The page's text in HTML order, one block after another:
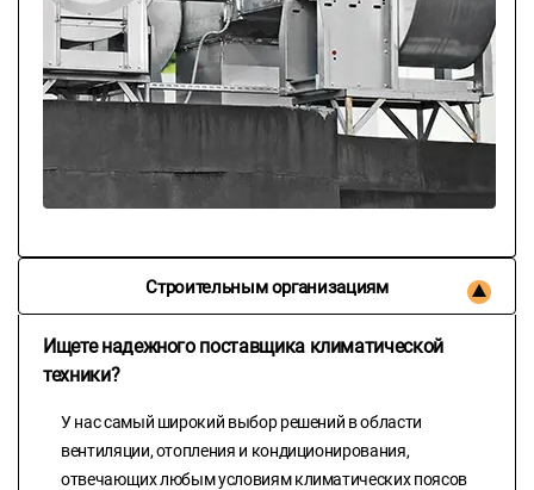
Строительным организациям
Ищете надежного поставщика климатической
техники?
У нас самый широкий выбор решений в области
вентиляции, отопления и кондиционирования,
отвечающих любым условиям климатических поясов